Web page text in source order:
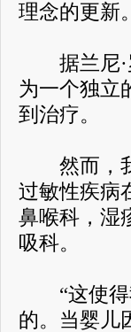
理念的更新。
据兰尼·
为一个独立
到治疗。
然而，我
过敏性疾病
鼻喉科，湿
吸科。
“这使得
的。当婴儿